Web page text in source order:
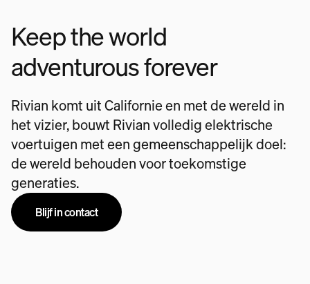
Keep the world
adventurous forever
Rivian komt uit Californie en met de wereld in
het vizier, bouwt Rivian volledig elektrische
voertuigen met een gemeenschappelijk doel:
de wereld behouden voor toekomstige
generaties.
Blijf in contact